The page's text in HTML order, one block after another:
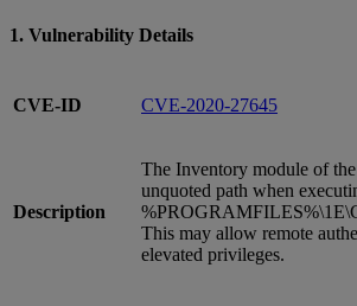
1. Vulnerability Details
CVE-ID CVE-2020-27645
Description
The Inventory module of
unquoted path when
This may allow remote
elevated privileges.